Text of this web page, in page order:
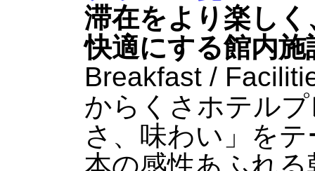
滞在をより楽しく
快適にする館内
Breakfast /
からくさホテル
さ、味わい」を